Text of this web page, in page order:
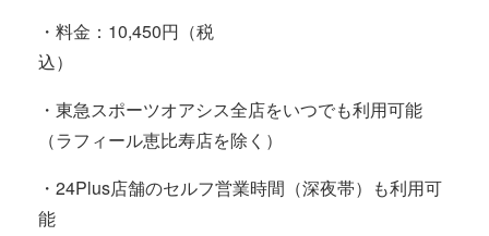
・料金： 10,450円（税
込）
・東急スポーツオアシス全店をいつでも利用可能
（ラフィール恵比寿店を除く）
・ 24Plus店舗のセルフ営業時間（深夜帯）も利用可
能